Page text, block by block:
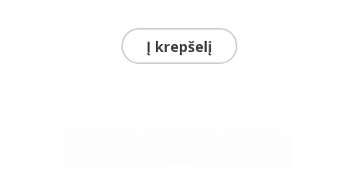
Į krepšelį